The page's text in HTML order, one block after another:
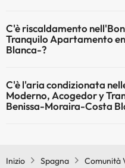
Benissa-Moraira-Costa
24
C'è riscaldamento
Tranquilo Apartamento
Blanca-?
Benissa-Moraira-Costa
comuni
C'è l'aria condizionata
Moderno, Acogedor y
Benissa-Moraira-Costa
Inizio Spagna Comunità